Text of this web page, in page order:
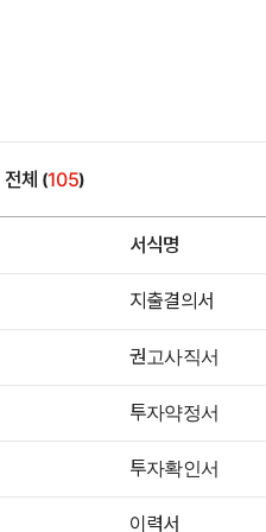
전체 (105)
서식명
지출결의서
권고사직서
투자약정서
투자확인서
이력서